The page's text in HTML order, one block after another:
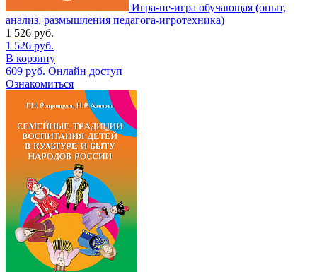
Игра-не-игра обучающая (опыт,
анализ, размышления педагога-игротехника)
1 526 руб.
1 526 руб.
В корзину
609 руб. Онлайн доступ
Ознакомиться